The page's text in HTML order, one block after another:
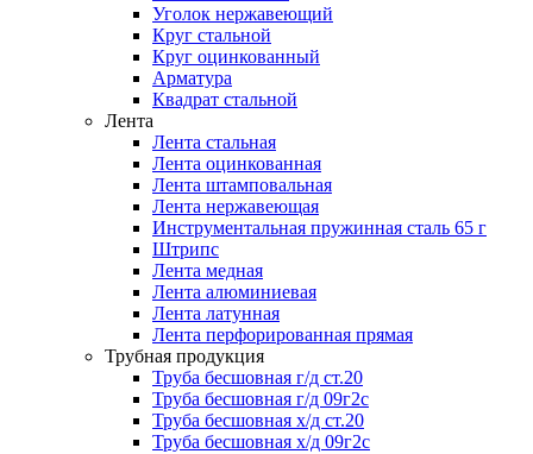
Уголок нержавеющий
Круг стальной
Круг оцинкованный
Арматура
Квадрат стальной
Лента
Лента стальная
Лента оцинкованная
Лента штамповальная
Лента нержавеющая
Инструментальная пружинная сталь 65 г
Штрипс
Лента медная
Лента алюминиевая
Лента латунная
Лента перфорированная прямая
Трубная продукция
Труба бесшовная г/д ст.20
Труба бесшовная г/д 09г2с
Труба бесшовная х/д ст.20
Труба бесшовная х/д 09г2с